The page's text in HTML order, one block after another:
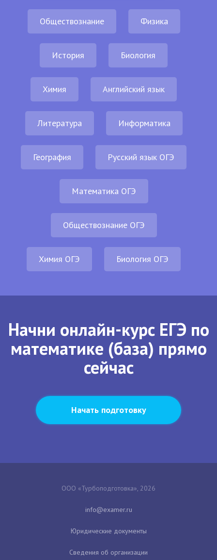
Обществознание Физика
История Биология
Химия Английский язык
Литература Информатика
География Русский язык ОГЭ
Математика ОГЭ
Обществознание ОГЭ
Химия ОГЭ Биология ОГЭ
Начни онлайн-курс ЕГЭ по
математике (база) прямо
сейчас
Начать подготовку
ООО «Турбоподготовка», 2026
Юридические документы
Сведения об организации